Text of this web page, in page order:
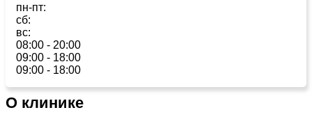
пн-пт:
сб:
вс:
08:00 - 20:00
09:00 - 18:00
09:00 - 18:00
О клинике